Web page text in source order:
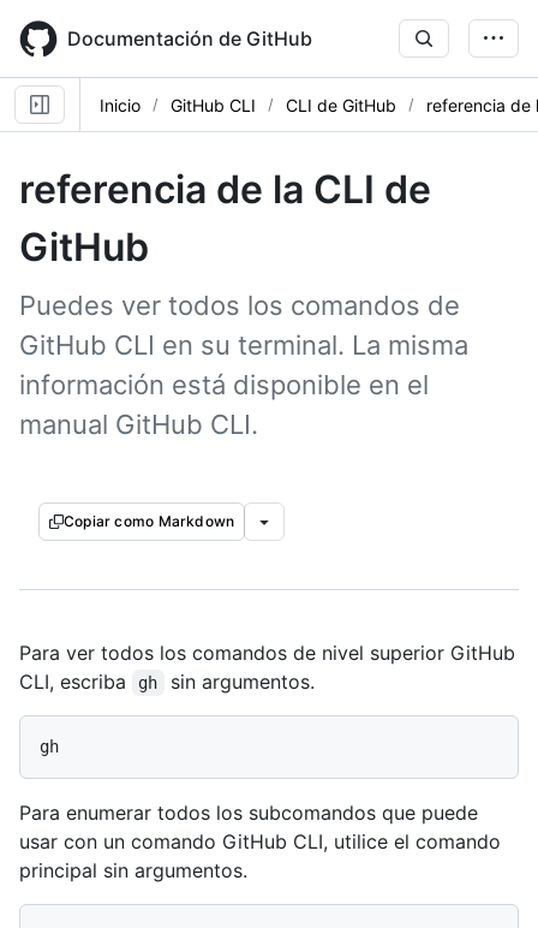
main
content
Documentación de GitHub
Inicio GitHub CLI CLI de GitHub referencia de
referencia de la CLI de
GitHub
Puedes ver todos los comandos de
GitHub CLI en su terminal. La misma
información está disponible en el
manual GitHub CLI.
Copiar como Markdown
Para ver todos los comandos de nivel superior GitHub
CLI, escriba
gh sin argumentos.
Para enumerar todos los subcomandos que puede
usar con un comando GitHub CLI, utilice el comando
principal sin argumentos.